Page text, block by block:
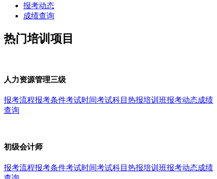
报考动态
成绩查询
热门培训项目
人力资源管理三级
报考流程报考条件考试时间考试科目 热报培训班报考动态成绩
查询
初级会计师
报考流程报考条件考试时间考试科目 热报培训班报考动态成绩